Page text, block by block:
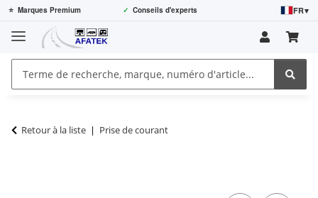
⭐ Marques Premium ✓ Conseils d'experts FR▾
Retour à la liste Prise de courant